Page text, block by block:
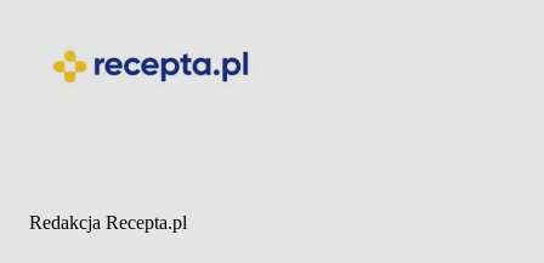
Redakcja Recepta.pl